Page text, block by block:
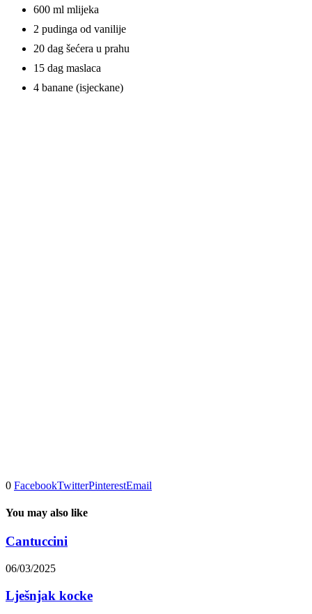
600 ml mlijeka
2 pudinga od vanilije
20 dag šećera u prahu
15 dag maslaca
4 banane (isjeckane)
0 FacebookTwitterPinterestEmail
You may also like
Cantuccini
06/03/2025
Lješnjak kocke